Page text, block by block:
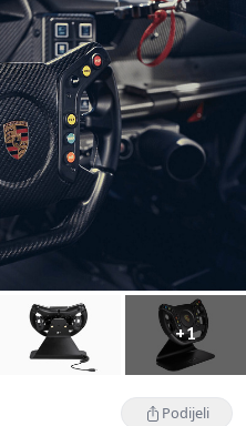
+1
Podijeli